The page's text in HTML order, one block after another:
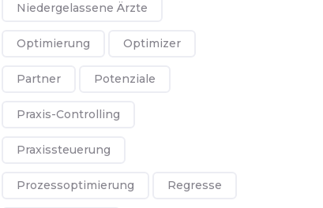
Niedergelassene Ärzte
Optimierung Optimizer
Partner Potenziale
Praxis-Controlling
Praxissteuerung
Prozessoptimierung Regresse